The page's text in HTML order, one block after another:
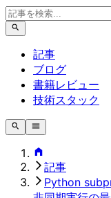
記事
ブログ
書籍レビュー
技術スタック
記事
Python